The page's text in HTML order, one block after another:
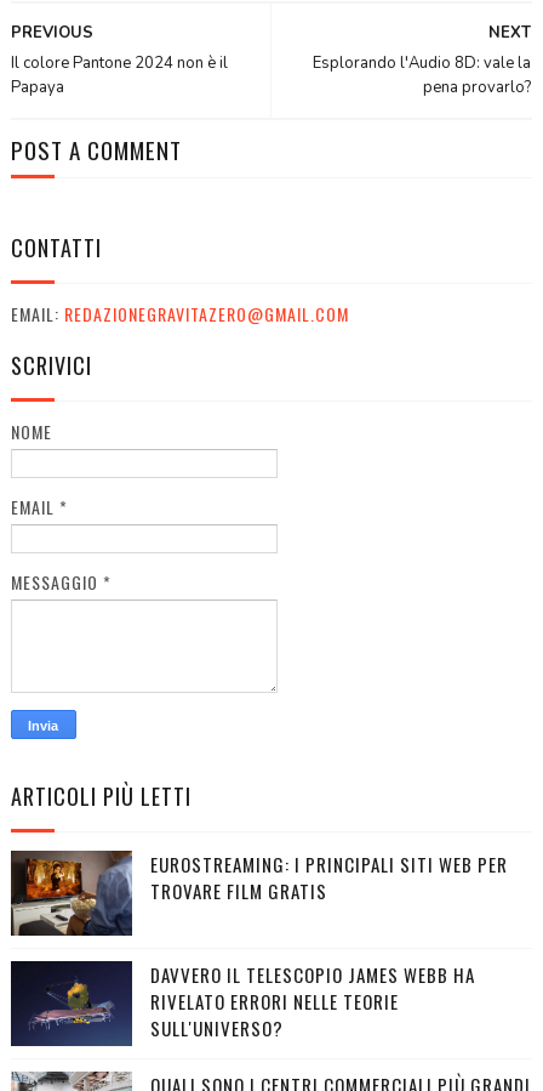
NEXT
Esplorando l'Audio 8D: vale la
pena provarlo?
PREVIOUS
Il colore Pantone 2024 non è il
Papaya
POST A COMMENT
CONTATTI
EMAIL: REDAZIONEGRAVITAZERO@GMAIL.COM
SCRIVICI
NOME
EMAIL *
MESSAGGIO *
ARTICOLI PIÙ LETTI
EUROSTREAMING: I PRINCIPALI SITI WEB PER
TROVARE FILM GRATIS
DAVVERO IL TELESCOPIO JAMES WEBB HA
RIVELATO ERRORI NELLE TEORIE
SULL'UNIVERSO?
QUALI SONO I CENTRI COMMERCIALI PIÙ GRANDI